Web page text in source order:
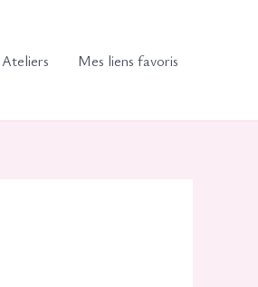
Ateliers Mes liens favoris